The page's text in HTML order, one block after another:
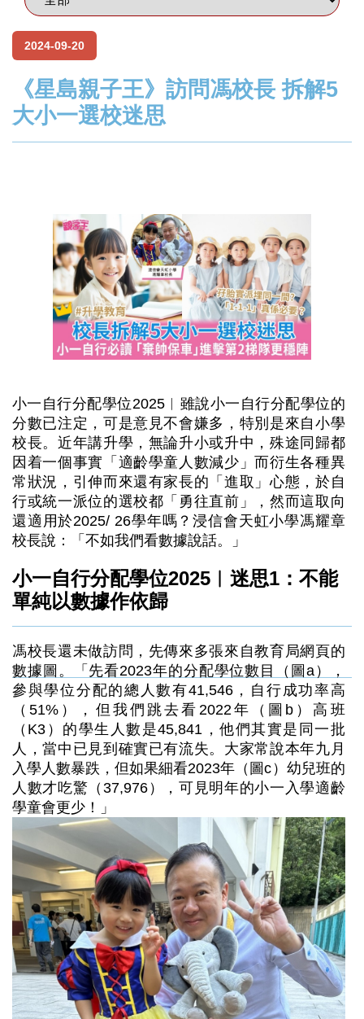
2024-09-20
《星島親子王》訪問馮校長 拆解5
大小一選校迷思
小一自行分配學位2025︳雖說小一自行分配學位的
分數已注定，可是意見不會嫌多，特別是來自小學
校長。近年講升學，無論升小或升中，殊途同歸都
因着一個事實「適齡學童人數減少」而衍生各種異
常狀況，引伸而來還有家長的「進取」心態，於自
行或統一派位的選校都「勇往直前」，然而這取向
還適用於2025/ 26學年嗎？浸信會天虹小學馮耀章
校長說：「不如我們看數據說話。」
小一自行分配學位2025︳迷思1：不能
單純以數據作依歸
馮校長還未做訪問，先傳來多張來自教育局網頁的
數據圖。「先看2023年的分配學位數目（圖a），
參與學位分配的總人數有41,546，自行成功率高
（51%），但我們跳去看2022年（圖b）高班
（K3）的學生人數是45,841，他們其實是同一批
人，當中已見到確實已有流失。大家常說本年九月
入學人數暴跌，但如果細看2023年（圖c）幼兒班的
人數才吃驚（37,976），可見明年的小一入學適齡
學童會更少！」